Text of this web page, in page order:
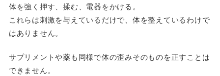
体を強く押す、揉む、電器をかける。
これらは刺激を与えているだけで、体を整えているわけで
はありません。
サプリメントや薬も同様で体の歪みそのものを正すことは
できません。